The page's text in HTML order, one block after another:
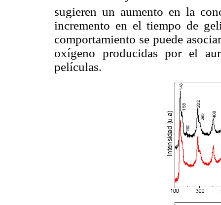
sugieren un aumento en la
incremento en el tiempo de
comportamiento se puede
oxígeno producidas por el
películas.